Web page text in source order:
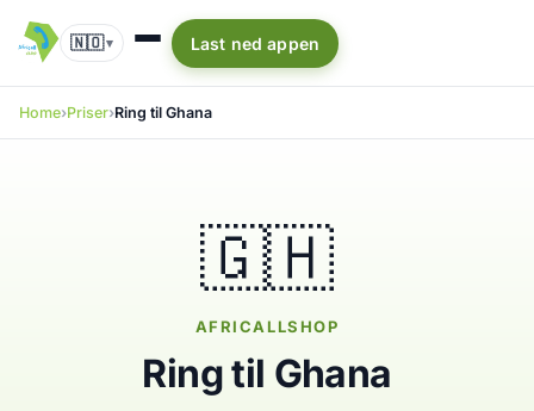
🇳🇴▾ Last ned appen
Home Priser Ring til Ghana
🇬🇭
AFRICALLSHOP
Ring til Ghana